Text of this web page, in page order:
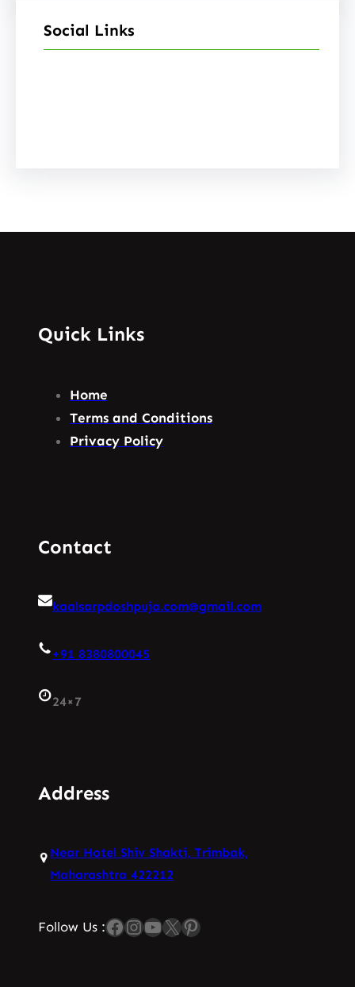
Social Links
Quick Links
Home
Terms and Conditions
Privacy Policy
Contact
kaalsarpdoshpuja.com@gmail.com
+91 8380800045
24×7
Address
Near Hotel Shiv Shakti, Trimbak,
Maharashtra 422212
Follow Us :Facebook InstagramYouTube X Pinterest